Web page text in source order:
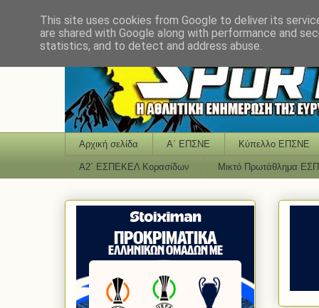
Αρχική σελίδα Α΄ ΕΠΣΝΕ Κύπελλο ΕΠΣΝΕ
Α2΄ ΕΣΠΕΚΕΛ Κορασίδων Μικτό Πρωτάθλημα
This site uses cookies from Google to deliver its
are shared with Google along with performance and
statistics, and to detect and address abuse.